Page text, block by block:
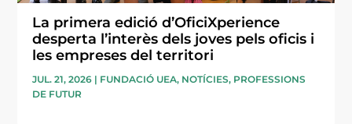
La primera edició d’OficiXperience
desperta l’interès dels joves pels oficis i
les empreses del territori
JUL. 21, 2026 | FUNDACIÓ UEA, NOTÍCIES, PROFESSIONS
DE FUTUR